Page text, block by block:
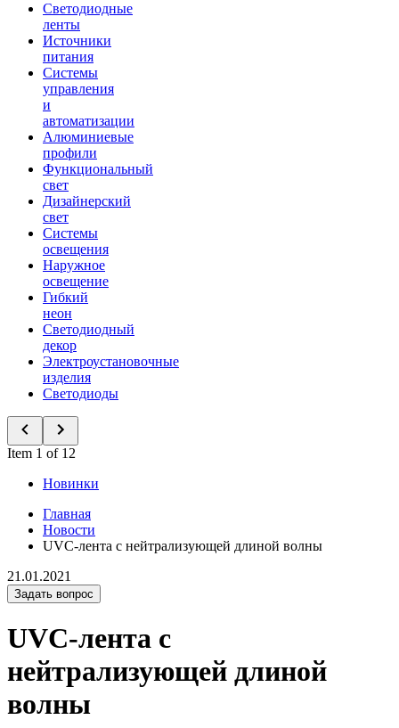
Светодиодные
ленты
Источники
питания
Системы
управления
и
автоматизации
Алюминиевые
профили
Функциональный
свет
Дизайнерский
свет
Системы
освещения
Наружное
освещение
Гибкий
неон
Светодиодный
декор
Электроустановочные
изделия
Светодиоды
Item 1 of 12
Новинки
Главная
Новости
UVC-лента с нейтрализующей длиной волны
21.01.2021
Задать вопрос
UVC-лента с
нейтрализующей длиной
волны